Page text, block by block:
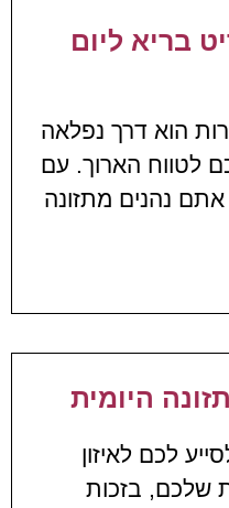
בריא ליום
הוא דרך נפלאה
לטווח הארוך. עם
נהנים מתזונה
היומית
לכם לאיזון
שלכם, בזכות